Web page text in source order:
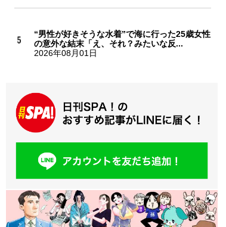
“男性が好きそうな水着”で海に行った25歳女性
の意外な結末「え、それ？みたいな反...
2026年08月01日